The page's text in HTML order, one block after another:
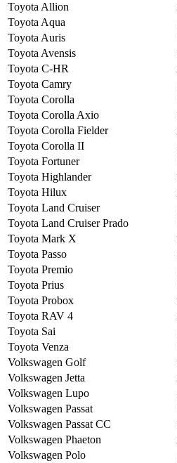
Toyota Allion
Toyota Aqua
Toyota Auris
Toyota Avensis
Toyota C-HR
Toyota Camry
Toyota Corolla
Toyota Corolla Axio
Toyota Corolla Fielder
Toyota Corolla II
Toyota Fortuner
Toyota Highlander
Toyota Hilux
Toyota Land Cruiser
Toyota Land Cruiser Prado
Toyota Mark X
Toyota Passo
Toyota Premio
Toyota Prius
Toyota Probox
Toyota RAV 4
Toyota Sai
Toyota Venza
Volkswagen Golf
Volkswagen Jetta
Volkswagen Lupo
Volkswagen Passat
Volkswagen Passat CC
Volkswagen Phaeton
Volkswagen Polo